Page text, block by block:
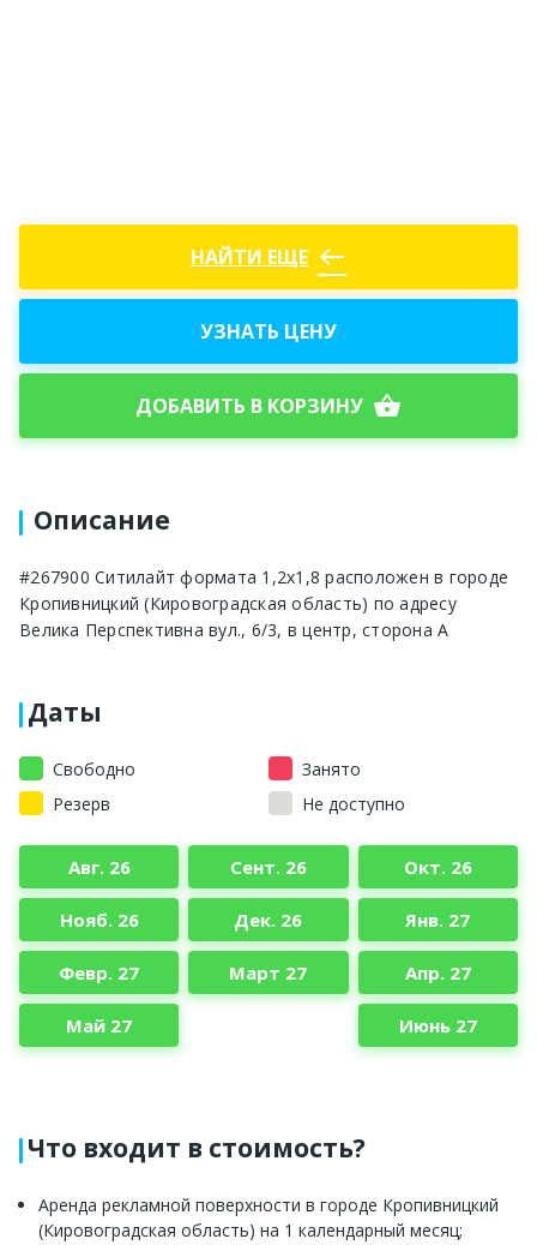
НАЙТИ ЕЩЕ west
УЗНАТЬ ЦЕНУ
ДОБАВИТЬ В КОРЗИНУ shopping_basket
Описание
#267900 Ситилайт формата 1,2х1,8 расположен в городе
Кропивницкий (Кировоградская область) по адресу
Велика Перспективна вул., 6/3, в центр, сторона А
Даты
Свободно
Занято
Резерв
Не доступно
Авг. 26 Сент. 26 Окт. 26
Нояб. 26 Дек. 26 Янв. 27
Февр. 27 Март 27 Апр. 27
Май 27 Июнь 27
Что входит в стоимость?
Аренда рекламной поверхности в городе Кропивницкий
(Кировоградская область) на 1 календарный месяц;